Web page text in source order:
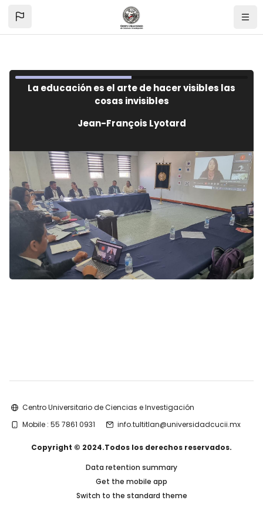
Blocks
La educación es el arte de hacer visibles las
cosas invisibles
Jean-François Lyotard
Centro Universitario de Ciencias e Investigación
Mobile : 55 7861 0931
info.tultitlan@universidadcucii.mx
Copyright © 2024.Todos los derechos reservados.
Data retention summary
Get the mobile app
Switch to the standard theme